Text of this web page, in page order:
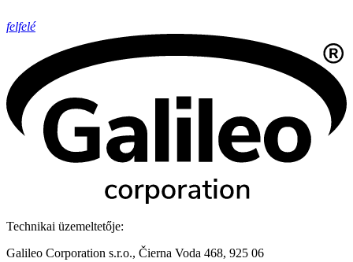
felfelé
Technikai üzemeltetője:
Galileo Corporation s.r.o., Čierna Voda 468, 925 06